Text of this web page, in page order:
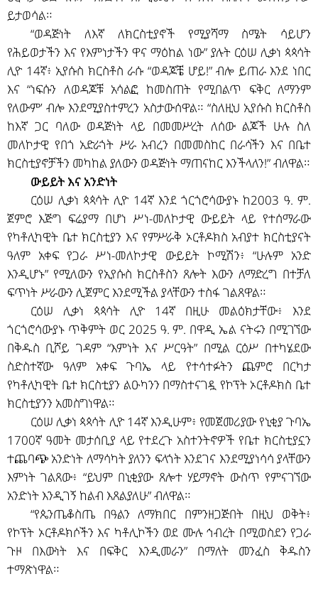
ይታወሳል።
“ወዳጅነት ለእኛ ለክርስቲያኖች የሚያሻማ ስሜት ሳይሆን
የሕይወታችን እና የእምነታችን ዋና ማዕከል ነው” ያሉት ርዕሠ ሊቃነ ጳጳሳት
ሊዮ 14ኛ፥ ኢየሱስ ክርስቶስ ራሱ “ወዳጆቼ ሆይ!” ብሎ ይጠራ እንደ ነበር
እና “ነፍሱን ለወዳጆቹ አሳልፎ ከመስጠት የሚበልጥ ፍቅር ለማንም
የለውም’ ብሎ እንደሚያስተምረን አስታውሰዋል። “ስለዚህ ኢየሱስ ክርስቶስ
ከእኛ ጋር ባለው ወዳጅነት ላይ በመመሥረት ለሰው ልጆች ሁሉ ስለ
መለኮታዊ የበጎ አድራጎት ሥራ አብረን በመመስከር በራሳችን እና በቤተ
ክርስቲያኖቻችን መካከል ያለውን ወዳጅነት ማጠናከር እንችላለን!” ብለዋል።
ውይይት እና አንድነት
ርዕሠ ሊቃነ ጳጳሳት ሊዮ 14ኛ እንደ ጎርጎሮሳውያኑ ከ2003 ዓ. ም.
ጀምሮ እጅግ ፍሬያማ በሆነ ሥነ-መለኮታዊ ውይይት ላይ የተሰማራው
የካቶሊካዊት ቤተ ክርስቲያን እና የምሥራቅ ኦርቶዶክስ አብያተ ክርስቲያናት
ዓለም አቀፍ የጋራ ሥነ-መለኮታዊ ውይይት ኮሚሽን፥ “ሁሉም አንድ
እንዲሆኑ” የሚለውን የኢየሱስ ክርስቶስን ጸሎት እውን ለማድረግ በተቻለ
ፍጥነት ሥራውን ሊጀምር እንደሚችል ያላቸውን ተስፋ ገልጸዋል።
ርዕሠ ሊቃነ ጳጳሳት ሊዮ 14ኛ በዚሁ መልዕክታቸው፥ እንደ
ጎርጎሮሳውያኑ ጥቅምት ወር 2025 ዓ. ም. በዋዲ ኤል ናትሩን በሚገኘው
በቅዱስ ቢሾይ ገዳም “እምነት እና ሥርዓት” በሚል ርዕሥ በተካሄደው
ስድስተኛው ዓለም አቀፍ ጉባኤ ላይ የተሳተፉትን ጨምሮ በርካታ
የካቶሊካዊት ቤተ ክርስቲያን ልዑካንን በማስተናገዷ የኮፕት ኦርቶዶክስ ቤተ
ክርስቲያንን አመስግነዋል።
ርዕሠ ሊቃነ ጳጳሳት ሊዮ 14ኛ እንዲሁም፥ የመጀመሪያው የኒቂያ ጉባኤ
1700ኛ ዓመት መታሰቢያ ላይ የተደረጉ አስተንትኖዎች የቤተ ክርስቲያኗን
ተጨባጭ አንድነት ለማሳካት ያለንን ፍላጎት እንደገና እንደሚያነሳሳ ያላቸውን
እምነት ገልጸው፥ “ይህም በኒቂያው ጸሎተ ሃይማኖት ውስጥ የምናገኘው
አንድነት እንዲገኝ ከልብ እጸልያለሁ” ብለዋል።
“የጴንጤቆስጤ በዓልን ለማክበር በምንዘጋጅበት በዚህ ወቅት፥
የኮፕት ኦርቶዶክሶችን እና ካቶሊኮችን ወደ ሙሉ ኅብረት በሚወስደን የጋራ
ጉዞ በእውነት እና በፍቅር እንዲመራን” በማለት መንፈስ ቅዱስን
ተማጽነዋል።